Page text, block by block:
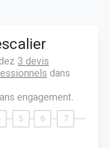
3 devis
dans
engagement.
5 6 7